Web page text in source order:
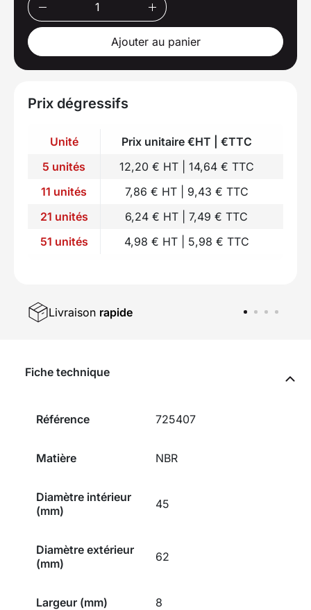
Ajouter au panier
Prix dégressifs
Unité
Prix unitaire €HT | €TTC
5 unités
12,20 € HT | 14,64 € TTC
11 unités
7,86 € HT | 9,43 € TTC
21 unités
6,24 € HT | 7,49 € TTC
51 unités
4,98 € HT | 5,98 € TTC
Livraison rapide
Fiche technique
Référence 725407
Matière NBR
Diamètre intérieur
(mm)
45
Diamètre extérieur
(mm)
62
Largeur (mm) 8